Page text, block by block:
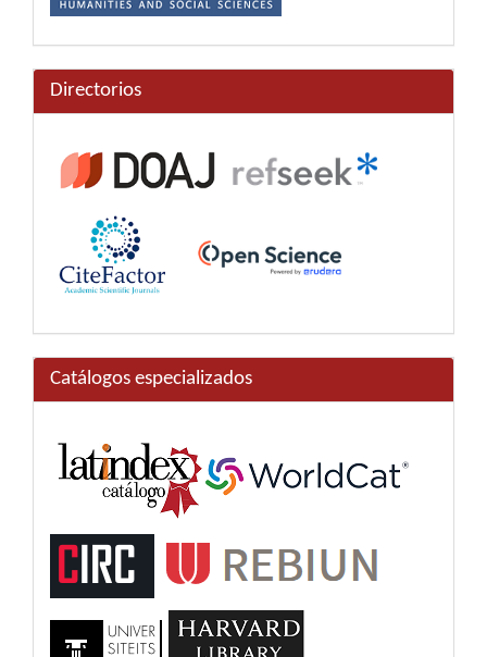
Directorios
Catálogos especializados